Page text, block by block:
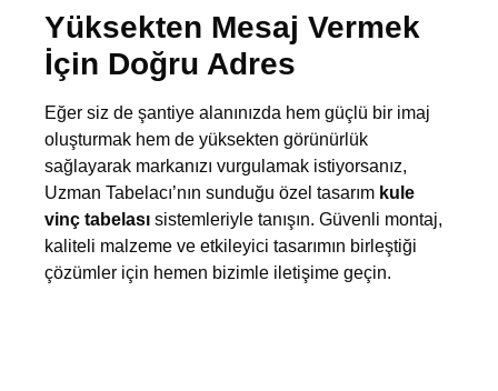
Yüksekten Mesaj Vermek
İçin Doğru Adres
Eğer siz de şantiye alanınızda hem güçlü bir imaj
oluşturmak hem de yüksekten görünürlük
sağlayarak markanızı vurgulamak istiyorsanız,
Uzman Tabelacı’nın sunduğu özel tasarım kule
vinç tabelası sistemleriyle tanışın. Güvenli montaj,
kaliteli malzeme ve etkileyici tasarımın birleştiği
çözümler için hemen bizimle iletişime geçin.